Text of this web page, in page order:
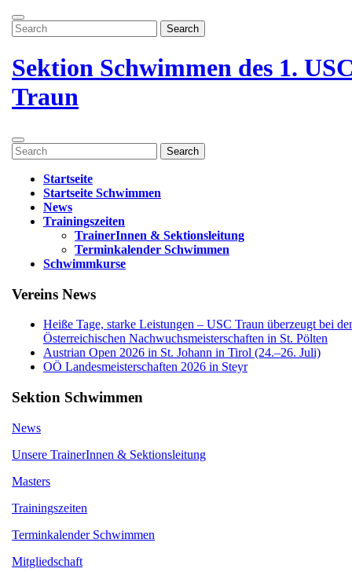
Zum
Inhalt
springen
Menü
öffnen
Search
for:
schließen
Sektion Schwimmen des 1.
Traun
Menü
öffnen
Search
for:
Startseite
Startseite Schwimmen
News
Trainingszeiten
TrainerInnen & Sektionsleitung
Terminkalender Schwimmen
Schwimmkurse
Menü
schließen
Vereins News
Heiße Tage, starke Leistungen – USC Traun überzeugt bei
Österreichischen Nachwuchsmeisterschaften in St. Pölten
Austrian Open 2026 in St. Johann in Tirol (24.–26. Juli)
OÖ Landesmeisterschaften 2026 in Steyr
Sektion Schwimmen
News
Unsere TrainerInnen & Sektionsleitung
Masters
Trainingszeiten
Terminkalender Schwimmen
Mitgliedschaft